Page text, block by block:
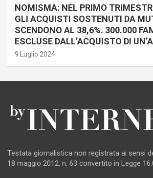
NOMISMA: NEL PRIMO
GLI ACQUISTI SOSTENUTI DA
SCENDONO AL 38,6%. 300.000
ESCLUSE DALL’ACQUISTO DI
9 Luglio 2024
Testata giornalistica non registrata ai sensi
18 maggio 2012, n. 63 convertito in Legge